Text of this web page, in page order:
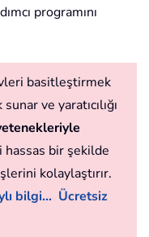
programını
basitleştirmek
ve yaratıcılığı
bir şekilde
kolaylaştırır.
bilgi... Ücretsiz